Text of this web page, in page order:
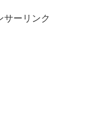
サーリンク